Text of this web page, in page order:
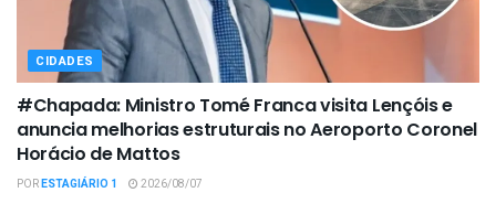
CIDADES
#Chapada: Ministro Tomé Franca visita Lençóis e
anuncia melhorias estruturais no Aeroporto Coronel
Horácio de Mattos
PORESTAGIÁRIO 1 2026/08/07